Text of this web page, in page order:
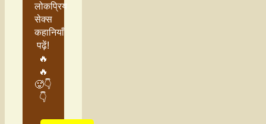
लोकप्रिय
सेक्स
कहानियाँ
पढ़ें!
🔥
🔥
🥵👇
👇